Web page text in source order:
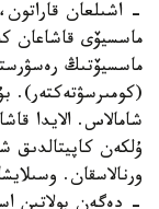
- اشىلعان
ماسسيۆى قاشاعان
(كومىرسۋتەكتەر).
شامالاس. الايدا
ۇلكەن كاپيتالدىق
ورنالاسقان.